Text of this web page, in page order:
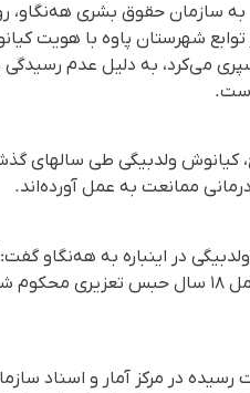
می‌کرد، به دلیل عدم رسیدگی
ولدبیگی طی سالهای
ممانعت به عمل آورده‌اند.
مخدر بازداشت و به تحمل ۱۸ سال